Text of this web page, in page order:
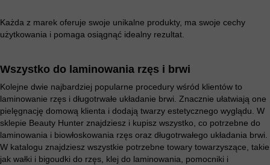
Każda z marek oferuje swoje unikalne produkty, ma swoje cechy
użytkowania i pomaga osiągnąć idealny rezultat.
Wszystko do laminowania rzęs i brwi
Kolejne dwie najbardziej popularne procedury wśród klientów to
laminowanie rzęs i długotrwałe układanie brwi. Znacznie ułatwiają one
pielęgnację domową klienta i dodają twarzy estetycznego wyglądu. W
sklepie Beauty Hunter znajdziesz i kupisz wszystko, co potrzebne do
laminowania i biowłoskowania rzęs oraz długotrwałego układania brwi.
W katalogu znajdziesz wszystkie potrzebne towary towarzyszące, takie
jak wałki i bigoudki do rzęs, klej do laminowania, pomocniki i